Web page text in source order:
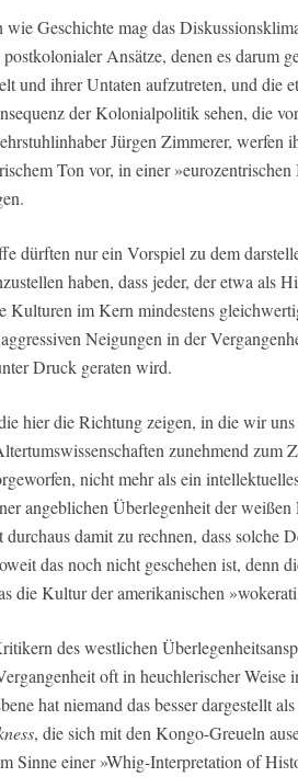
wie Geschichte mag das
Ansätze, denen es darum
und ihrer Untaten aufzutreten, und die
der Kolonialpolitik sehen, die
Jürgen Zimmerer, werfen
Ton vor, in einer
dürften nur ein Vorspiel zu dem
haben, dass jeder, der etwa als
Kulturen im Kern mindestens
Neigungen in der
Druck geraten wird.
hier die Richtung zeigen, in die wir
zunehmend zum
nicht mehr als ein
angeblichen Überlegenheit der weißen
durchaus damit zu rechnen, dass solche
das noch nicht geschehen ist, denn
die Kultur der amerikanischen
des westlichen
oft in heuchlerischer
hat niemand das besser dargestellt
, die sich mit den Kongo-Greueln
Sinne einer »Whig-Interpretation of